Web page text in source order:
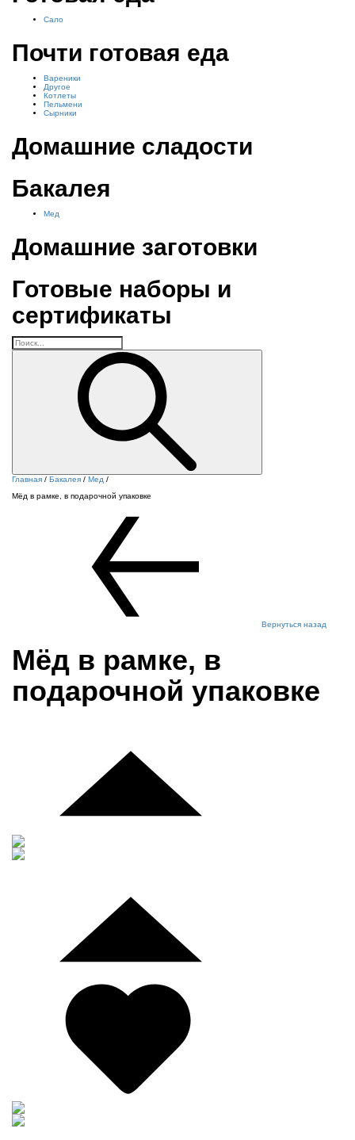
Сало
Почти готовая еда
Вареники
Другое
Котлеты
Пельмени
Сырники
Домашние сладости
Бакалея
Мед
Домашние заготовки
Готовые наборы и
сертификаты
Главная / Бакалея / Мед /
Мёд в рамке, в подарочной упаковке
Вернуться назад
Мёд в рамке, в
подарочной упаковке